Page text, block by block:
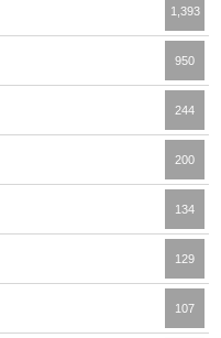
1,393
950
244
200
134
129
107